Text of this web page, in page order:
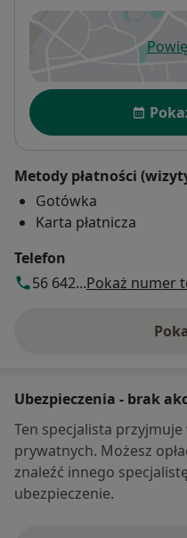
Dostępność
Metody płatności
Gotówka
Karta płatnicza
Telefon
56 642...Pokaż numer
Ubezpieczenia - brak
Ten specjalista
prywatnych. Możesz
znaleźć innego
ubezpieczenie.